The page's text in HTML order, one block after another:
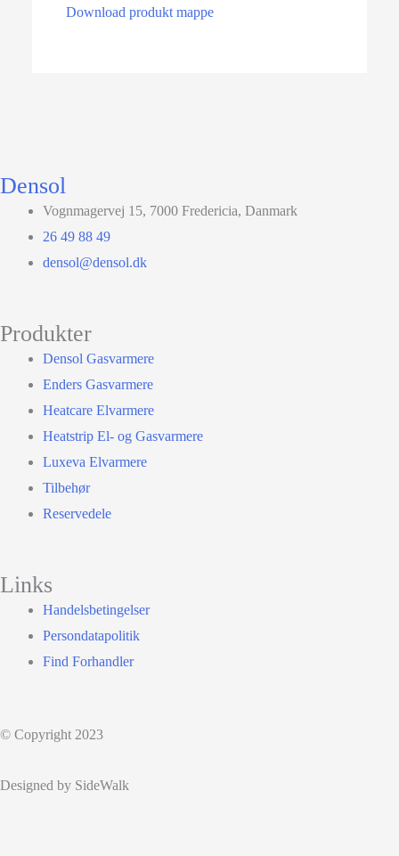
Download produkt mappe
Densol
Vognmagervej 15, 7000 Fredericia, Danmark
26 49 88 49
densol@densol.dk
Produkter
Densol Gasvarmere
Enders Gasvarmere
Heatcare Elvarmere
Heatstrip El- og Gasvarmere
Luxeva Elvarmere
Tilbehør
Reservedele
Links
Handelsbetingelser
Persondatapolitik
Find Forhandler
© Copyright 2023
Designed by SideWalk